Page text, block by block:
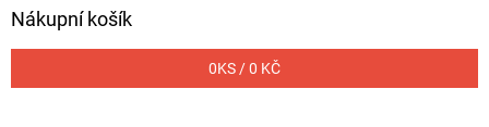
Nákupní košík
0KS /0 KČ